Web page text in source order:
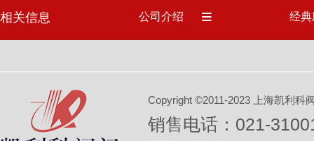
相关信息 公司介绍 经
Copyright ©2011-2023 上海凯利科
销售电话：021-